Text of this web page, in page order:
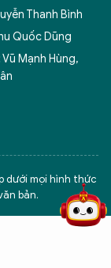
Thanh Bình
Quốc Dũng
Vũ Mạnh Hùng,
dưới mọi hình thức
bản.
lý điểm nghẽn của